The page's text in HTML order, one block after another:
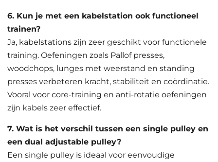
6. Kun je met een kabelstation ook functioneel
trainen?
Ja, kabelstations zijn zeer geschikt voor functionele
training. Oefeningen zoals Pallof presses,
woodchops, lunges met weerstand en standing
presses verbeteren kracht, stabiliteit en coördinatie.
Vooral voor core-training en anti-rotatie oefeningen
zijn kabels zeer effectief.
7. Wat is het verschil tussen een single pulley en
een dual adjustable pulley?
Een single pulley is ideaal voor eenvoudige